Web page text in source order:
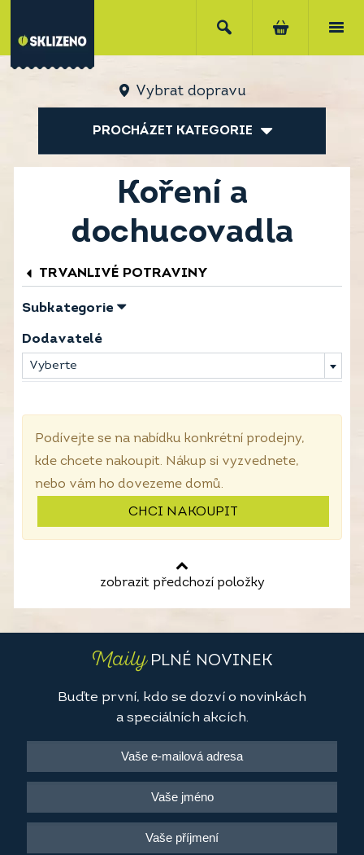
Vybrat dopravu
PROCHÁZET KATEGORIE
Koření a
dochucovadla
TRVANLIVÉ POTRAVINY
Subkategorie
Dodavatelé
Vyberte
Podívejte se na nabídku konkrétní prodejny,
kde chcete nakoupit. Nákup si vyzvednete,
nebo vám ho dovezeme domů.
CHCI NAKOUPIT
zobrazit předchozí položky
MailyPLNÉ NOVINEK
Buďte první, kdo se dozví o novinkách
a speciálních akcích.